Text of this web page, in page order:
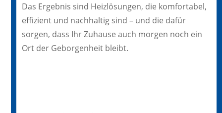
Das Ergebnis sind Heizlösungen, die komfortabel,
effizient und nachhaltig sind – und die dafür
sorgen, dass Ihr Zuhause auch morgen noch ein
Ort der Geborgenheit bleibt.